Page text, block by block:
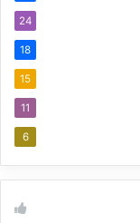
24
18
15
11
6